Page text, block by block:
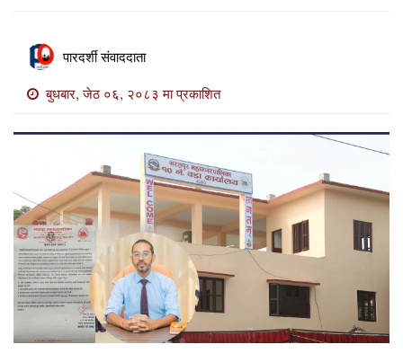
माडी पारदर्शी संवाददाता
बुधबार, जेठ ०६, २०८३ मा प्रकाशित